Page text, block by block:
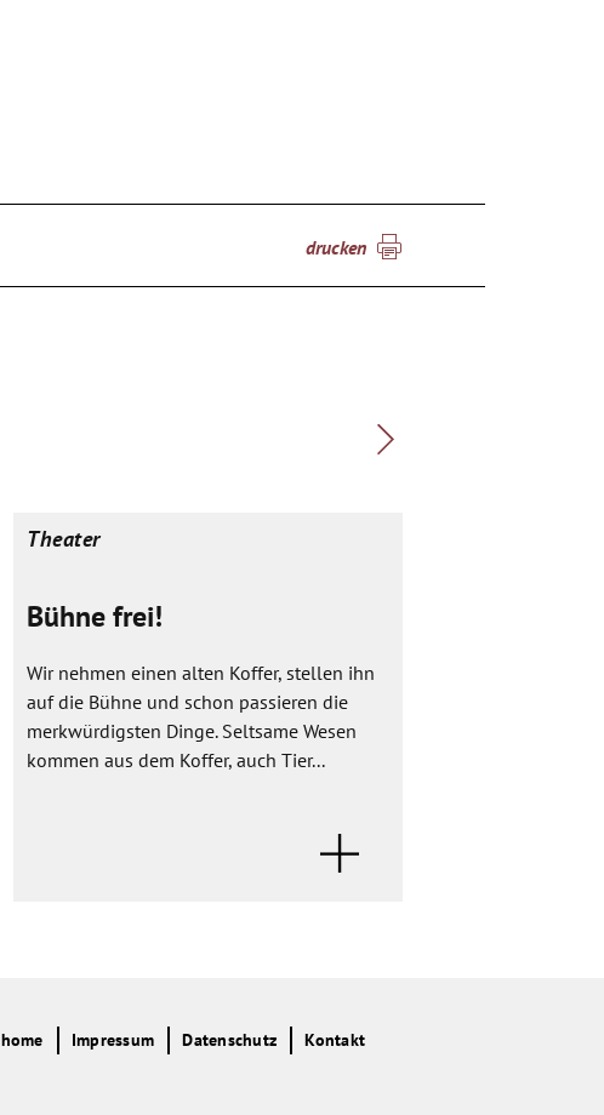
drucken
Theater
Bühne frei!
Wir nehmen einen alten Koffer, stellen ihn
auf die Bühne und schon passieren die
merkwürdigsten Dinge. Seltsame Wesen
kommen aus dem Koffer, auch Tier...
home Impressum Datenschutz Kontakt